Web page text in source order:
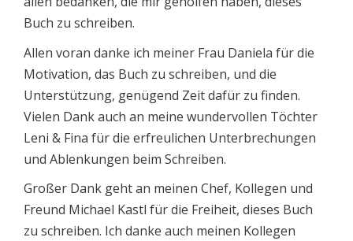
Buch zu schreiben.
Allen voran danke ich meiner Frau Daniela für die
Motivation, das Buch zu schreiben, und die
Unterstützung, genügend Zeit dafür zu finden.
Vielen Dank auch an meine wundervollen Töchter
Leni & Fina für die erfreulichen Unterbrechungen
und Ablenkungen beim Schreiben.
Großer Dank geht an meinen Chef, Kollegen und
Freund Michael Kastl für die Freiheit, dieses Buch
zu schreiben. Ich danke auch meinen Kollegen